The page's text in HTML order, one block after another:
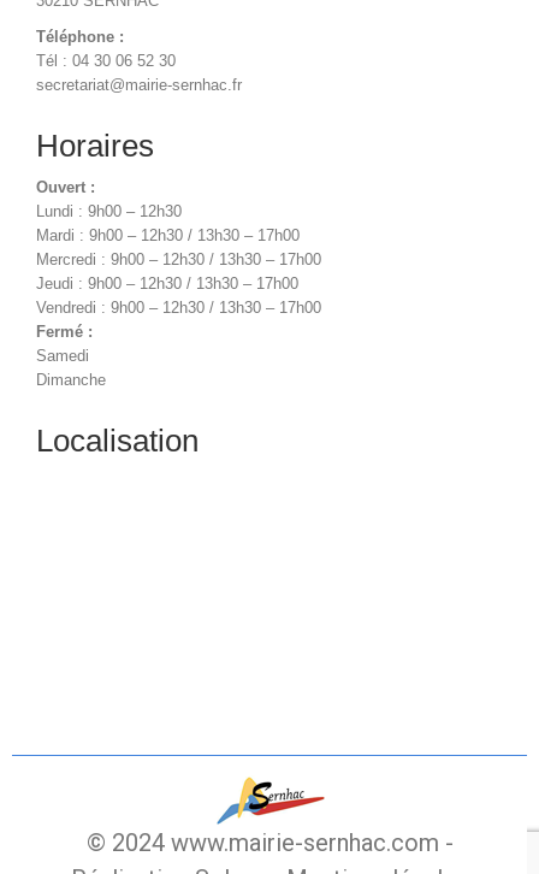
Téléphone :
Tél : 04 30 06 52 30
secretariat@mairie-sernhac.fr
Horaires
Ouvert :
Lundi : 9h00 – 12h30
Mardi : 9h00 – 12h30 / 13h30 – 17h00
Mercredi : 9h00 – 12h30 / 13h30 – 17h00
Jeudi : 9h00 – 12h30 / 13h30 – 17h00
Vendredi : 9h00 – 12h30 / 13h30 – 17h00
Fermé :
Samedi
Dimanche
Localisation
© 2024 www.mairie-sernhac.com -